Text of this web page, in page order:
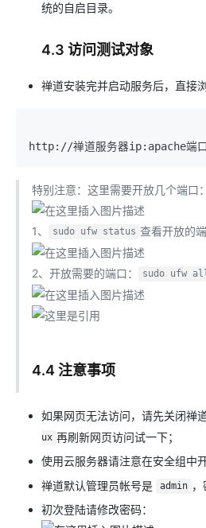
统的自启目录。
4.3 访问测试对象
禅道安装完并启动服务后，直接
特别注意：这里需要开放几个端口：
1、 sudo ufw status 查看开放的端
2、开放需要的端口： sudo ufw
4.4 注意事项
如果网页无法访问，请先关闭禅
ux 再刷新网页访问试一下；
使用云服务器请注意在安全组中
禅道默认管理员帐号是
admin
初次登陆请修改密码：